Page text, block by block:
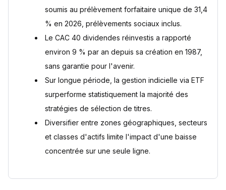
soumis au prélèvement forfaitaire unique de 31,4
% en 2026, prélèvements sociaux inclus.
Le CAC 40 dividendes réinvestis a rapporté
environ 9 % par an depuis sa création en 1987,
sans garantie pour l'avenir.
Sur longue période, la gestion indicielle via ETF
surperforme statistiquement la majorité des
stratégies de sélection de titres.
Diversifier entre zones géographiques, secteurs
et classes d'actifs limite l'impact d'une baisse
concentrée sur une seule ligne.